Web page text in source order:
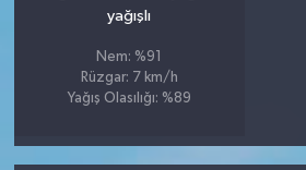
yağışlı
Nem: %91
Rüzgar: 7 km/h
Yağış Olasılığı: %89